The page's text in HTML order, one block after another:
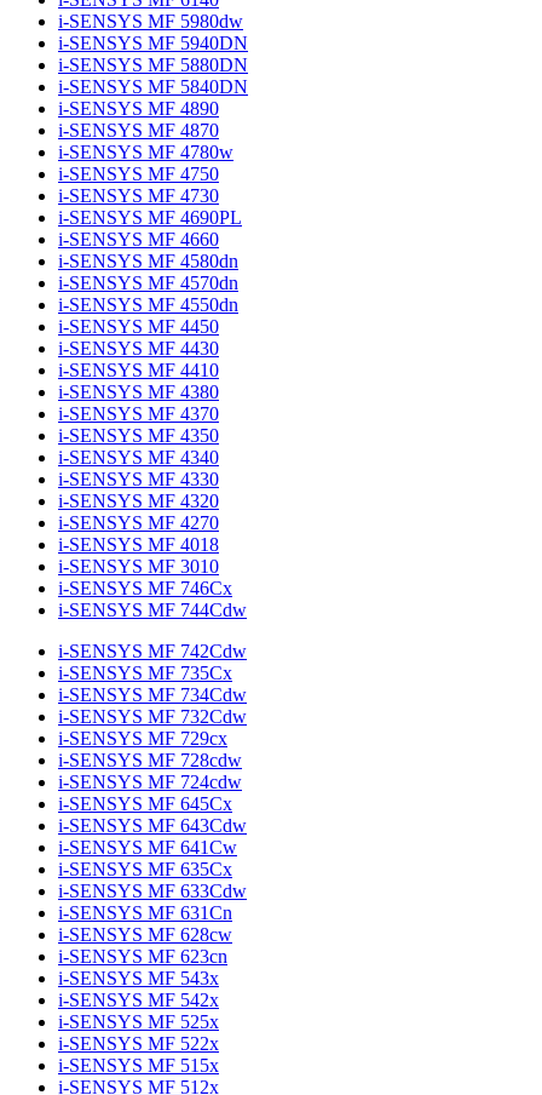
i-SENSYS MF 5980dw
i-SENSYS MF 5940DN
i-SENSYS MF 5880DN
i-SENSYS MF 5840DN
i-SENSYS MF 4890
i-SENSYS MF 4870
i-SENSYS MF 4780w
i-SENSYS MF 4750
i-SENSYS MF 4730
i-SENSYS MF 4690PL
i-SENSYS MF 4660
i-SENSYS MF 4580dn
i-SENSYS MF 4570dn
i-SENSYS MF 4550dn
i-SENSYS MF 4450
i-SENSYS MF 4430
i-SENSYS MF 4410
i-SENSYS MF 4380
i-SENSYS MF 4370
i-SENSYS MF 4350
i-SENSYS MF 4340
i-SENSYS MF 4330
i-SENSYS MF 4320
i-SENSYS MF 4270
i-SENSYS MF 4018
i-SENSYS MF 3010
i-SENSYS MF 746Cx
i-SENSYS MF 744Cdw
i-SENSYS MF 742Cdw
i-SENSYS MF 735Cx
i-SENSYS MF 734Cdw
i-SENSYS MF 732Cdw
i-SENSYS MF 729cx
i-SENSYS MF 728cdw
i-SENSYS MF 724cdw
i-SENSYS MF 645Cx
i-SENSYS MF 643Cdw
i-SENSYS MF 641Cw
i-SENSYS MF 635Cx
i-SENSYS MF 633Cdw
i-SENSYS MF 631Cn
i-SENSYS MF 628cw
i-SENSYS MF 623cn
i-SENSYS MF 543x
i-SENSYS MF 542x
i-SENSYS MF 525x
i-SENSYS MF 522x
i-SENSYS MF 515x
i-SENSYS MF 512x